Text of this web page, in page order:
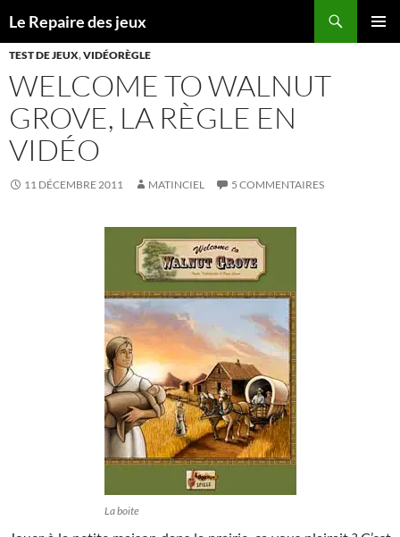
Le Repaire des jeux
AU
CONTENU
TEST DE JEUX,VIDÉORÈGLE
WELCOME TO WALNUT
GROVE, LA RÈGLE EN
VIDÉO
11 DÉCEMBRE 2011 MATINCIEL 5 COMMENTAIRES
La boite